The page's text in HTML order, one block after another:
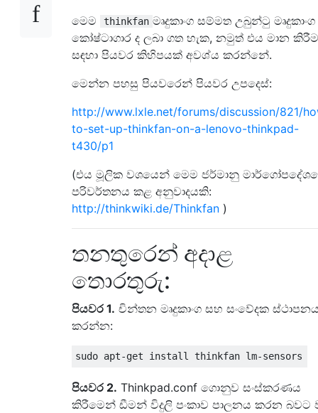
මෙම
thinkfan මෘදුකාංග සම්මත උබුන්ටු මෘදුකාංග
කෝෂ්ටාගාර ද ලබා ගත හැක, නමුත් එය මාන කිරීම
සඳහා පියවර කිහිපයක් අවශ්ය කරන්නේ.
මෙන්න පහසු පියවරෙන් පියවර උපදෙස්:
http://www.lxle.net/forums/discussion/821/
to-set-up-thinkfan-on-a-lenovo-thinkpad-
t430/p1
(එය මූලික වශයෙන් මෙම ජර්මානු
පරිවර්තනය කළ අනුවාදයකි:
http://thinkwiki.de/Thinkfan )
තනතුරෙන් අදාළ
තොරතුරු:
පියවර 1. චින්තන මෘදුකාංග සහ සංවේදක
කරන්න:
පියවර 2. Thinkpad.conf ගොනුව සංස්කරණය
කිරීමෙන් ඩීමන් විදුලි පංකාව පාලනය කරන බවට